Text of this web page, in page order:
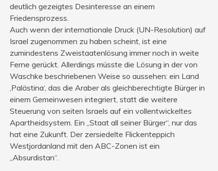
deutlich gezeigtes Desinteresse an einem
Friedensprozess.
Auch wenn der internationale Druck (UN-Resolution) auf
Israel zugenommen zu haben scheint, ist eine
zumindestens Zweistaatenlösung immer noch in weite
Ferne gerückt. Allerdings müsste die Lösung in der von
Waschke beschriebenen Weise so aussehen: ein Land
‚Palästina‘, das die Araber als gleichberechtigte Bürger in
einem Gemeinwesen integriert, statt die weitere
Steuerung von seiten Israels auf ein vollentwickeltes
Apartheidsystem. Ein „Staat all seiner Bürger“, nur das
hat eine Zukunft. Der zersiedelte Flickenteppich
Westjordanland mit den ABC-Zonen ist ein
„Absurdistan“.